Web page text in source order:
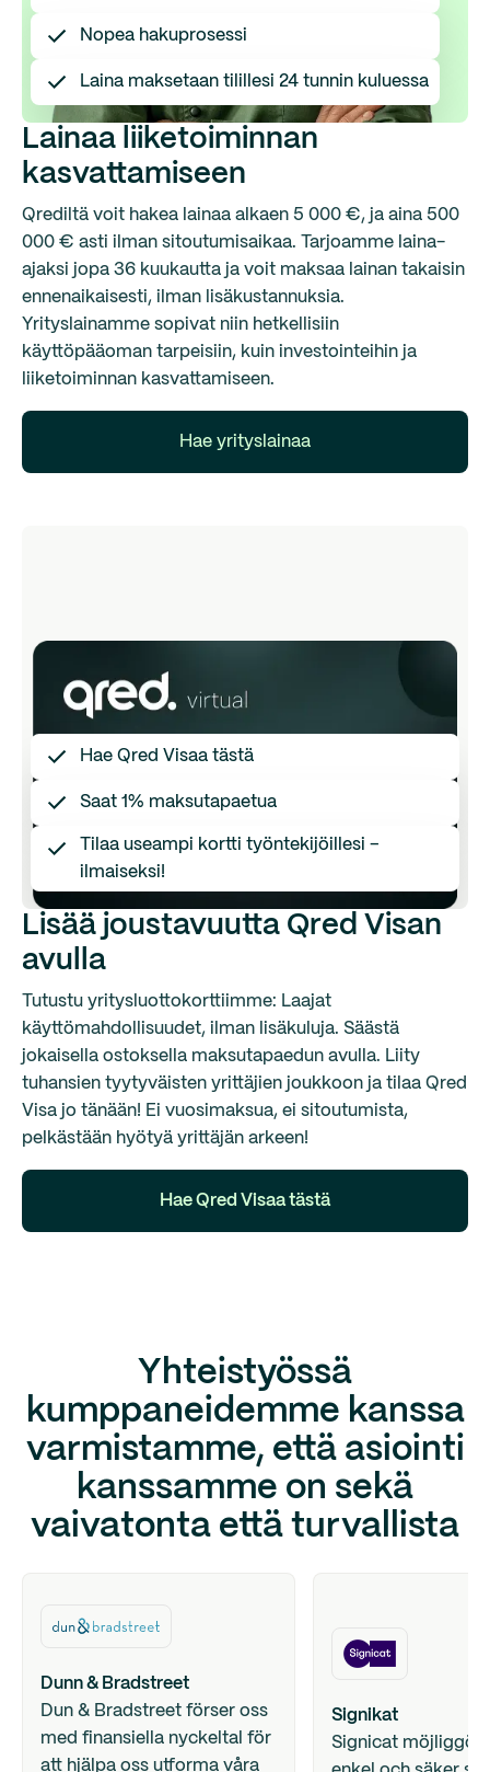
Nopea hakuprosessi
Laina maksetaan tilillesi 24 tunnin kuluessa
Lainaa liiketoiminnan
kasvattamiseen
Qrediltä voit hakea lainaa alkaen 5 000 €, ja aina 500
000 € asti ilman sitoutumisaikaa. Tarjoamme laina-
ajaksi jopa 36 kuukautta ja voit maksaa lainan takaisin
ennenaikaisesti, ilman lisäkustannuksia.
Yrityslainamme sopivat niin hetkellisiin
käyttöpääoman tarpeisiin, kuin investointeihin ja
liiketoiminnan kasvattamiseen.
Hae yrityslainaa
Hae Qred Visaa tästä
Saat 1% maksutapaetua
Tilaa useampi kortti työntekijöillesi –
ilmaiseksi!
Lisää joustavuutta Qred Visan
avulla
Tutustu yritysluottokorttiimme: Laajat
käyttömahdollisuudet, ilman lisäkuluja. Säästä
jokaisella ostoksella maksutapaedun avulla. Liity
tuhansien tyytyväisten yrittäjien joukkoon ja tilaa Qred
Visa jo tänään! Ei vuosimaksua, ei sitoutumista,
pelkästään hyötyä yrittäjän arkeen!
Hae Qred Visaa tästä
Yhteistyössä
kumppaneidemme kanssa
varmistamme, että asiointi
kanssamme on sekä
vaivatonta että turvallista
Dunn & Bradstreet
Dun & Bradstreet förser oss
med finansiella nyckeltal för
att hjälpa oss utforma våra
Signikat
Signicat möjliggör